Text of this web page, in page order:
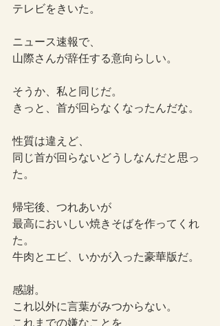
テレビをきいた。
ニュース速報で、
山際さんが辞任する意向らしい。
そうか、私と同じだ。
きっと、首が回らなくなったんだな。
性質は違えど、
同じ首が回らないどうしなんだと思っ
た。
帰宅後、つれあいが
最高においしい焼きそばを作ってくれ
た。
牛肉とエビ、いかが入った豪華版だ。
感謝。
これ以外に言葉がみつからない。
これまでの嫌なことを